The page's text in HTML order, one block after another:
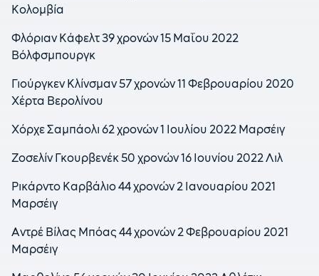
Κολομβία
Φλόριαν Κάφελτ 39 χρονών 15 Μαΐου 2022
Βόλφσμπουργκ
Γιούργκεν Κλίνσμαν 57 χρονών 11 Φεβρουαρίου 2020
Χέρτα Βερολίνου
Χόρχε Σαμπάολι 62 χρονών 1 Ιουλίου 2022 Μαρσέιγ
Ζοσελίν Γκουρβενέκ 50 χρονών 16 Ιουνίου 2022 Λιλ
Ρικάρντο Καρβάλιο 44 χρονών 2 Ιανουαρίου 2021
Μαρσέιγ
Αντρέ Βίλας Μπόας 44 χρονών 2 Φεβρουαρίου 2021
Μαρσέιγ